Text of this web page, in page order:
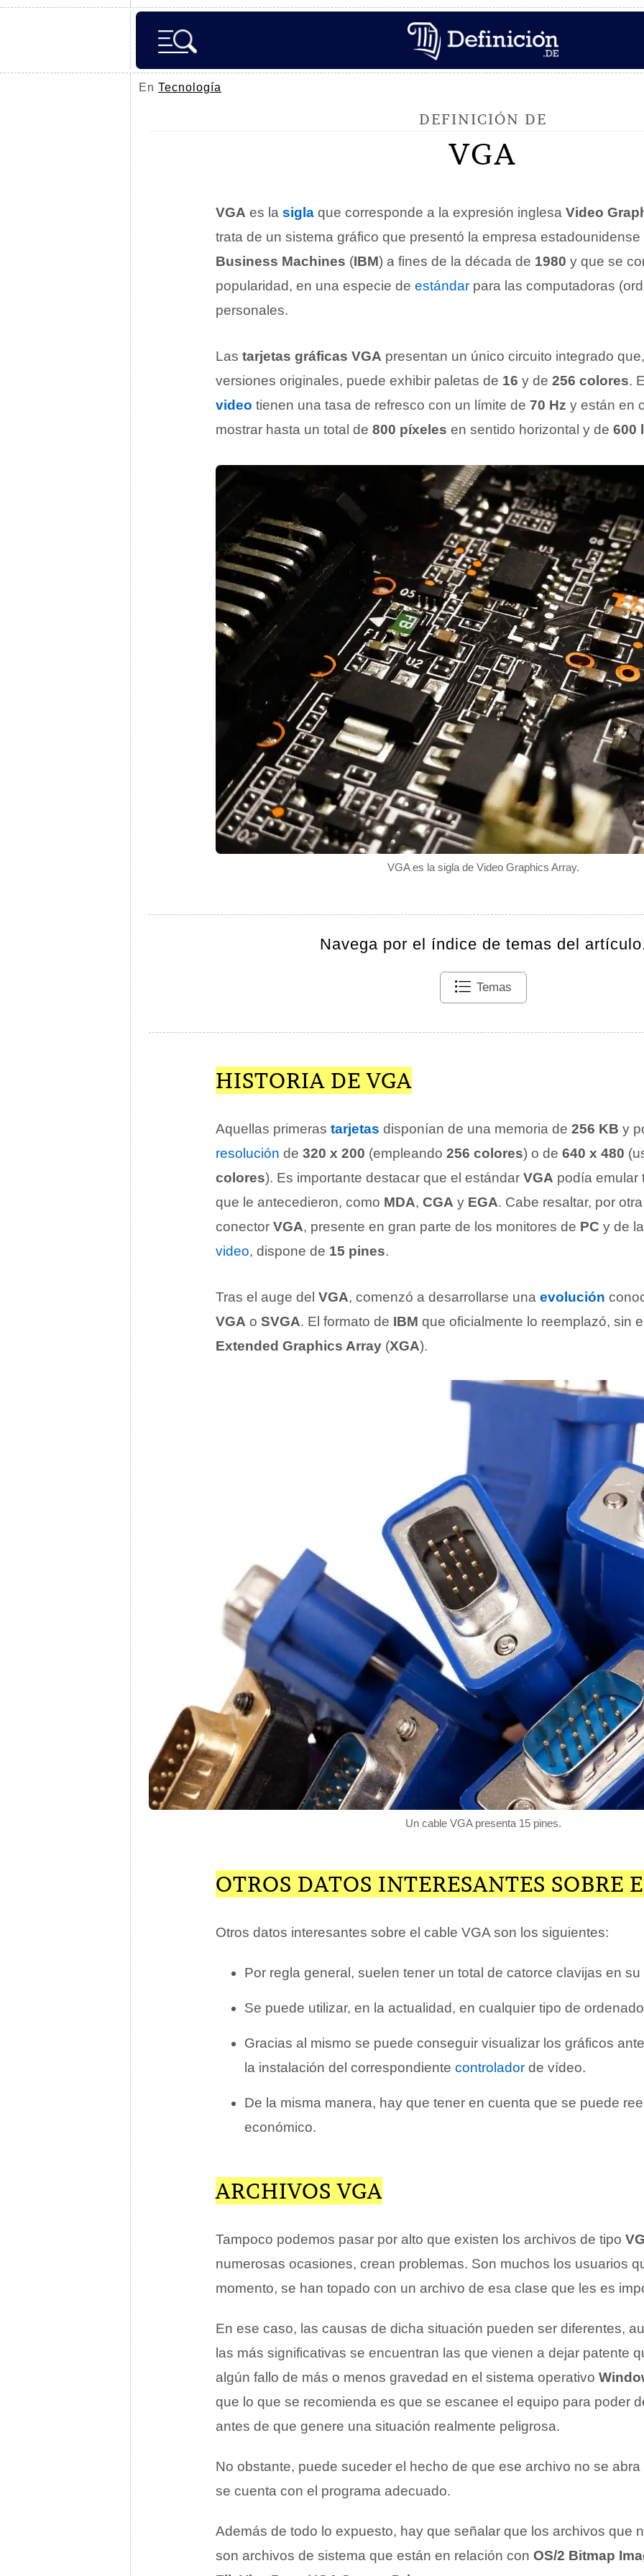
En Tecnología
DEFINICIÓN DE
VGA
VGA es la sigla de Video Graphics Array.
VGA es la sigla que corresponde a la expresión inglesa Video
trata de un sistema gráfico que presentó la empresa estadounidense
Business Machines (IBM) a fines de la década de 1980 y que se
popularidad, en una especie de estándar para las computadoras
personales.
Las tarjetas gráficas VGA presentan un único circuito integrado
versiones originales, puede exhibir paletas de 16 y de 256 colores.
video tienen una tasa de refresco con un límite de 70 Hz y están en
mostrar hasta un total de 800 píxeles en sentido horizontal y de 600
Navega por el índice de temas del
Temas
HISTORIA DE VGA
Aquellas primeras tarjetas disponían de una memoria de 256 KB y
resolución de 320 x 200 (empleando 256 colores) o de 640 x 480
colores). Es importante destacar que el estándar VGA podía emular
que le antecedieron, como MDA, CGA y EGA. Cabe resaltar, por
conector VGA, presente en gran parte de los monitores de PC y de
video, dispone de 15 pines.
Tras el auge del VGA, comenzó a desarrollarse una evolución
VGA o SVGA. El formato de IBM que oficialmente lo reemplazó, sin
Extended Graphics Array (XGA).
Un cable VGA presenta 15 pines.
OTROS DATOS INTERESANTES SOBRE
Otros datos interesantes sobre el cable VGA son los siguientes:
Por regla general, suelen tener un total de catorce clavijas en su
Se puede utilizar, en la actualidad, en cualquier tipo de
Gracias al mismo se puede conseguir visualizar los gráficos
la instalación del correspondiente controlador de vídeo.
De la misma manera, hay que tener en cuenta que se puede
económico.
ARCHIVOS VGA
Tampoco podemos pasar por alto que existen los archivos de tipo
numerosas ocasiones, crean problemas. Son muchos los usuarios
momento, se han topado con un archivo de esa clase que les es
En ese caso, las causas de dicha situación pueden ser diferentes,
las más significativas se encuentran las que vienen a dejar patente
algún fallo de más o menos gravedad en el sistema operativo
que lo que se recomienda es que se escanee el equipo para poder
antes de que genere una situación realmente peligrosa.
No obstante, puede suceder el hecho de que ese archivo no se
se cuenta con el programa adecuado.
Además de todo lo expuesto, hay que señalar que los archivos que
son archivos de sistema que están en relación con OS/2 Bitmap